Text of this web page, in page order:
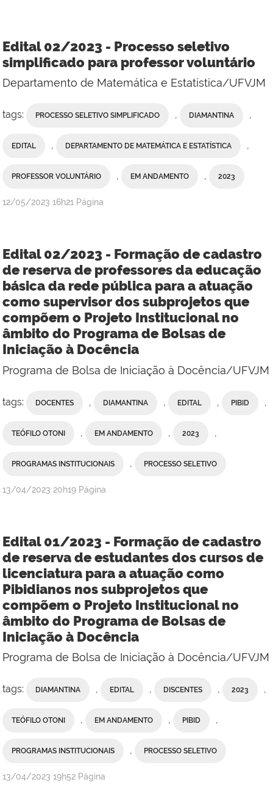
Edital 02/2023 - Processo seletivo
simplificado para professor voluntário
Departamento de Matemática e Estatística/UFVJM
tags: PROCESSO SELETIVO SIMPLIFICADO , DIAMANTINA ,
EDITAL , DEPARTAMENTO DE MATEMÁTICA E ESTATÍSTICA ,
PROFESSOR VOLUNTÁRIO , EM ANDAMENTO , 2023
publicado
12/05/2023 16h21 Página
Edital 02/2023 - Formação de cadastro
de reserva de professores da educação
básica da rede pública para a atuação
como supervisor dos subprojetos que
compõem o Projeto Institucional no
âmbito do Programa de Bolsas de
Iniciação à Docência
Programa de Bolsa de Iniciação à Docência/UFVJM
tags: DOCENTES DIAMANTINA EDITAL PIBID
TEÓFILO OTONI EM ANDAMENTO 2023
PROGRAMAS INSTITUCIONAIS PROCESSO SELETIVO
publicado
13/04/2023 20h19 Página
Edital 01/2023 - Formação de cadastro
de reserva de estudantes dos cursos de
licenciatura para a atuação como
Pibidianos nos subprojetos que
compõem o Projeto Institucional no
âmbito do Programa de Bolsas de
Iniciação à Docência
Programa de Bolsa de Iniciação à Docência/UFVJM
tags: DIAMANTINA , EDITAL , DISCENTES , 2023 ,
TEÓFILO OTONI , EM ANDAMENTO , PIBID ,
PROGRAMAS INSTITUCIONAIS , PROCESSO SELETIVO
publicado
13/04/2023 19h52 Página